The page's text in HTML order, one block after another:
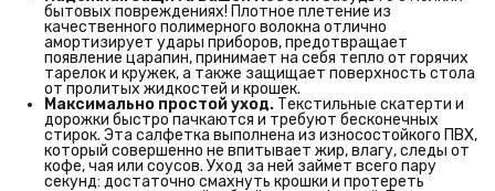
бытовых повреждениях! Плотное плетение из
качественного полимерного волокна отлично
амортизирует удары приборов, предотвращает
появление царапин, принимает на себя тепло от горячих
тарелок и кружек, а также защищает поверхность стола
от пролитых жидкостей и крошек.
Максимально простой уход. Текстильные скатерти и
дорожки быстро пачкаются и требуют бесконечных
стирок. Эта салфетка выполнена из износостойкого ПВХ,
который совершенно не впитывает жир, влагу, следы от
кофе, чая или соусов. Уход за ней займет всего пару
секунд: достаточно смахнуть крошки и протереть